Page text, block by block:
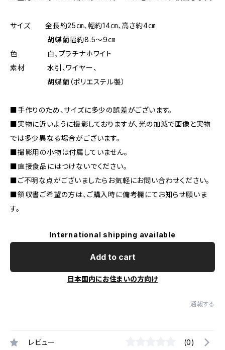
サイズ 全長約25㎝、幅約14㎝、高さ約4㎝
胡蝶蘭幅約8.5～9㎝
色 白、プラチナホワイト
素材 水引、ワイヤー、
胡蝶蘭（ポリエステル製）
■手作りのため、サイズに多少の誤差がございます。
■実物に近いように撮影しておりますが、光の加減で画像と実物
では多少異なる場合がございます。
■撮影用の小物は付属していません。
■直接食品にはつけないでください。
■ご不明な点がございましたらお気軽にお問い合わせください。
■領収書ご希望の方は、ご購入時に備考欄にてお知らせ願いま
す。
International shipping available
Add to cart
日本国内にお住まいの方向け
通報する
レビュー (0)